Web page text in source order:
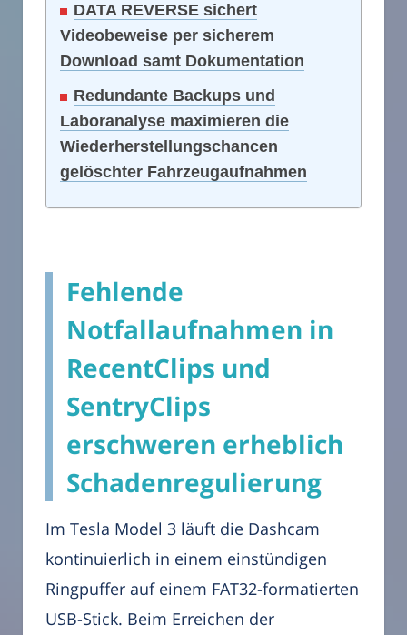
DATA REVERSE sichert
Videobeweise per sicherem
Download samt Dokumentation
Redundante Backups und
Laboranalyse maximieren die
Wiederherstellungschancen
gelöschter Fahrzeugaufnahmen
Fehlende
Notfallaufnahmen in
RecentClips und
SentryClips
erschweren erheblich
Schadenregulierung
Im Tesla Model 3 läuft die Dashcam
kontinuierlich in einem einstündigen
Ringpuffer auf einem FAT32-formatierten
USB-Stick. Beim Erreichen der